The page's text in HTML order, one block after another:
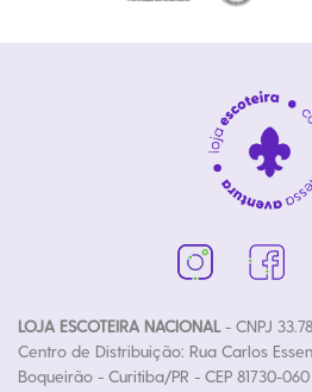
LOJA ESCOTEIRA NACIONAL- CNPJ
Centro de Distribuição: Rua Carlos
Boqueirão - Curitiba/PR - CEP 81730-060